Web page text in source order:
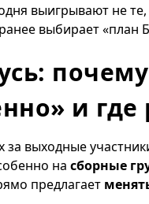
выигрывают не
выбирает «план
и
за выходные
на сборные
предлагает